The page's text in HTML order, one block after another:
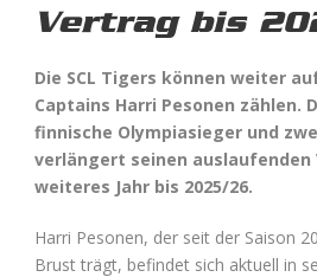
Vertrag bis
Die SCL Tigers können weiter
Captains Harri Pesonen zählen.
finnische Olympiasieger und
verlängert seinen auslaufenden
weiteres Jahr bis 2025/26.
Harri Pesonen, der seit der Saison
Brust trägt, befindet sich aktuell in